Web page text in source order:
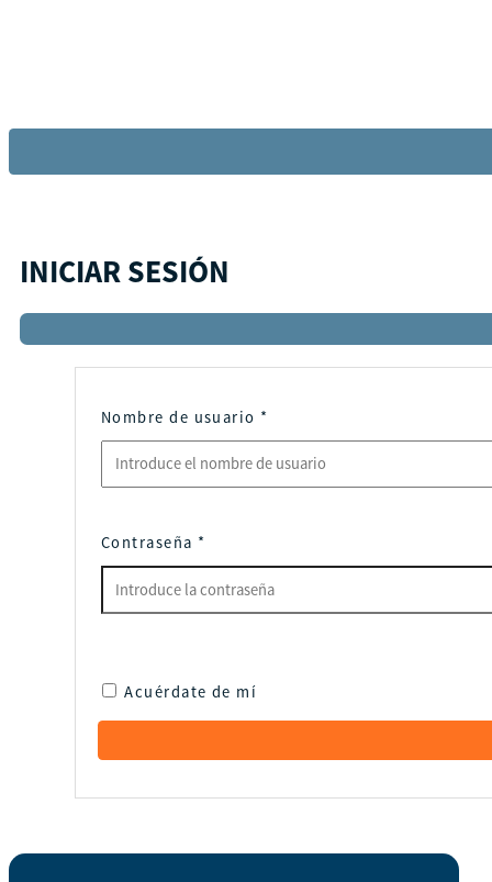
INICIAR SESIÓN
Nombre de usuario *
Contraseña *
Acuérdate de mí